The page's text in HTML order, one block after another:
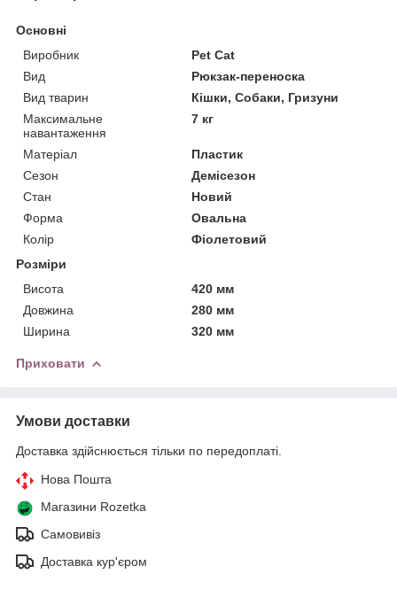
Основні
Виробник
Pet Cat
Вид
Рюкзак-переноска
Вид тварин
Кішки, Собаки, Гризуни
Максимальне
навантаження
7 кг
Матеріал
Пластик
Сезон
Демісезон
Стан
Новий
Форма
Овальна
Колір
Фіолетовий
Розміри
Висота
420 мм
Довжина
280 мм
Ширина
320 мм
Приховати
Умови доставки
Доставка здійснюється тільки по передоплаті.
Нова Пошта
Магазини Rozetka
Самовивіз
Доставка кур'єром